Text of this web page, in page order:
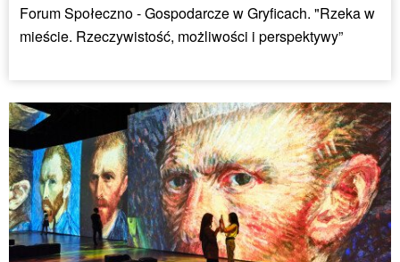
Forum Społeczno - Gospodarcze w Gryficach. "Rzeka w
mieście. Rzeczywistość, możliwości i perspektywy”